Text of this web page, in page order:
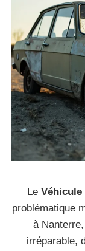
Le Véhicule
problématique
à Nanterre,
irréparable,